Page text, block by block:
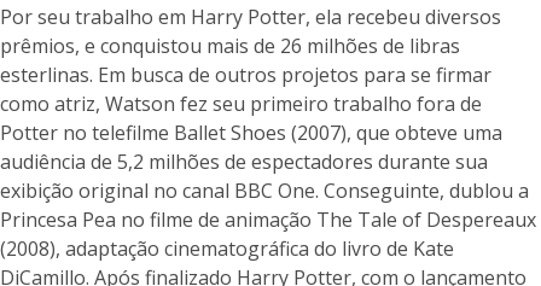
Por seu trabalho em Harry Potter, ela recebeu diversos
prêmios, e conquistou mais de 26 milhões de libras
esterlinas. Em busca de outros projetos para se firmar
como atriz, Watson fez seu primeiro trabalho fora de
Potter no telefilme Ballet Shoes (2007), que obteve uma
audiência de 5,2 milhões de espectadores durante sua
exibição original no canal BBC One. Conseguinte, dublou a
Princesa Pea no filme de animação The Tale of Despereaux
(2008), adaptação cinematográfica do livro de Kate
DiCamillo. Após finalizado Harry Potter, com o lançamento